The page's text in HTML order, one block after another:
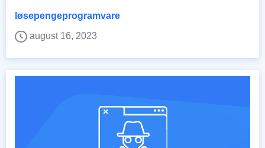
løsepengeprogramvare
august 16, 2023